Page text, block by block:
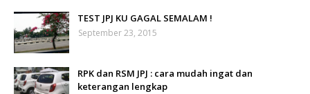
TEST JPJ KU GAGAL SEMALAM !
September 23, 2015
RPK dan RSM JPJ : cara mudah ingat dan
keterangan lengkap